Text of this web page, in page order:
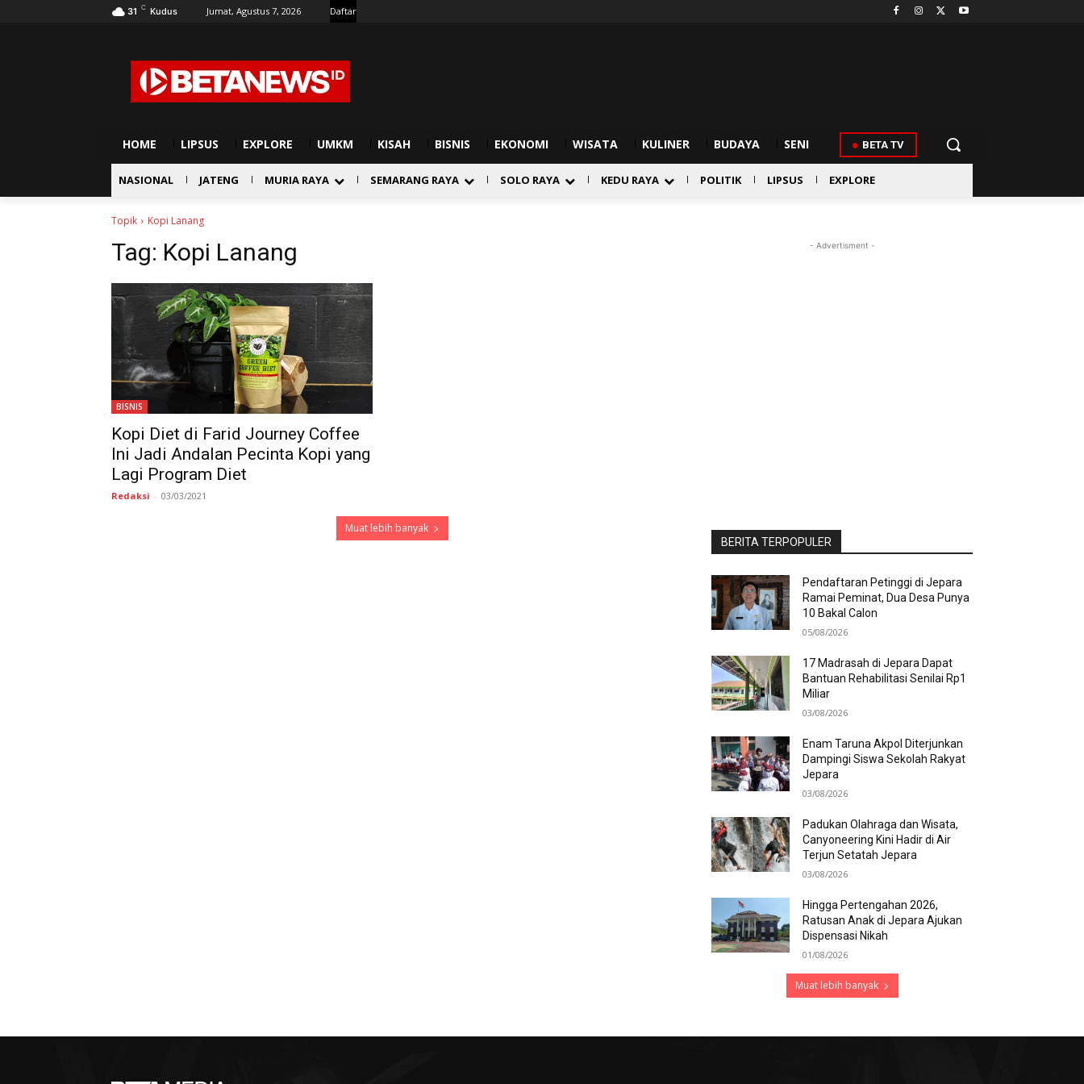
31 C Kudus Jumat, Agustus 7, 2026 Daftar
HOME LIPSUS EXPLORE UMKM KISAH BISNIS EKONOMI WISATA KULINER BUDAYA SENI BETA TV
NASIONAL JATENG MURIA RAYA SEMARANG RAYA SOLO RAYA KEDU RAYA POLITIK LIPSUS EXPLORE
Topik Kopi Lanang
Tag: Kopi Lanang
BISNIS
Kopi Diet di Farid Journey Coffee
Ini Jadi Andalan Pecinta Kopi yang
Lagi Program Diet
Redaksi - 03/03/2021
Muat lebih banyak
- Advertisment -
BERITA TERPOPULER
Pendaftaran Petinggi di Jepara
Ramai Peminat, Dua Desa Punya
10 Bakal Calon
05/08/2026
17 Madrasah di Jepara Dapat
Bantuan Rehabilitasi Senilai Rp1
Miliar
03/08/2026
Enam Taruna Akpol Diterjunkan
Dampingi Siswa Sekolah Rakyat
Jepara
03/08/2026
Padukan Olahraga dan Wisata,
Canyoneering Kini Hadir di Air
Terjun Setatah Jepara
03/08/2026
Hingga Pertengahan 2026,
Ratusan Anak di Jepara Ajukan
Dispensasi Nikah
01/08/2026
Muat lebih banyak